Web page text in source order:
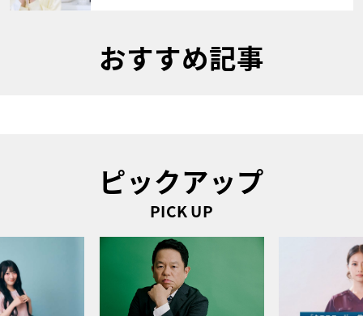
おすすめ記事
ピックアップ
PICK UP